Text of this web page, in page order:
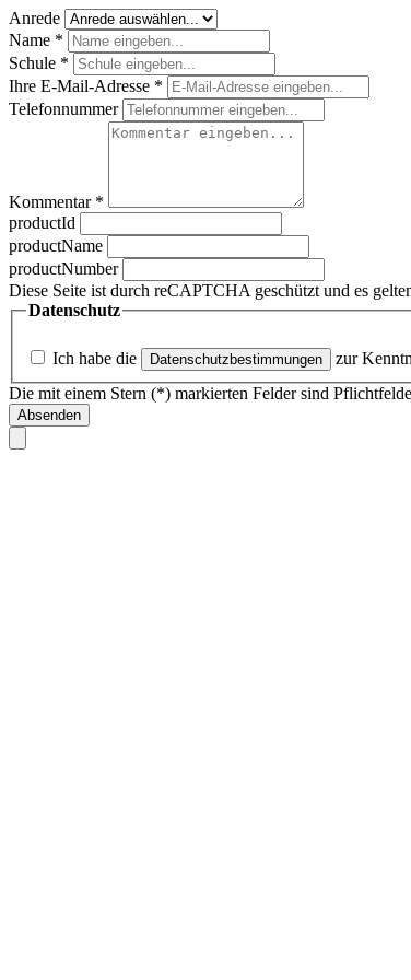
Anrede
Name *
Schule *
Ihre E-Mail-Adresse *
Telefonnummer
Kommentar *
productId
productName
productNumber
Diese Seite ist durch reCAPTCHA geschützt und es
Datenschutz
Ich habe die Datenschutzbestimmungen zur
Die mit einem Stern (*) markierten Felder sind
Absenden